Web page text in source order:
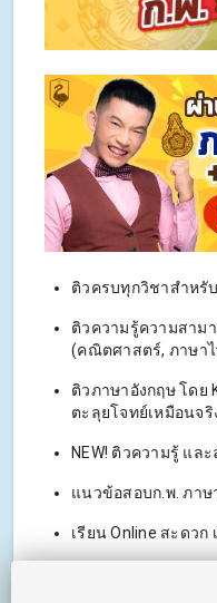
ติวครบทุกวิชาสำหรั
ติวความรู้ความสาม
(คณิตศาสตร์, ภาษา
ติวภาษาอังกฤษ โดย
ตะลุยโจทย์เหมือนจ
NEW! ติวความรู้ แ
แนวข้อสอบก.พ. ภาษ
เรียน Online สะดวก